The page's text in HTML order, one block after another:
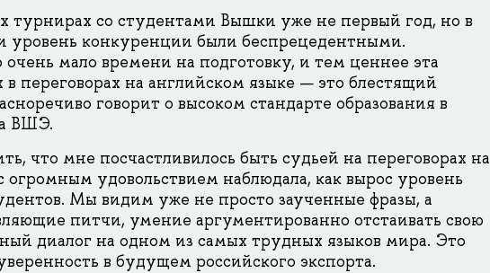
турнирах со студентами Вышки уже не первый год, но в
уровень конкуренции были беспрецедентными.
мало времени на подготовку, и тем ценнее эта
в переговорах на английском языке — это блестящий
говорит о высоком стандарте образования в
ВШЭ.
что мне посчастливилось быть судьей на переговорах на
огромным удовольствием наблюдала, как вырос уровень
Мы видим уже не просто заученные фразы, а
питчи, умение аргументированно отстаивать свою
диалог на одном из самых трудных языков мира. Это
в будущем российского экспорта.